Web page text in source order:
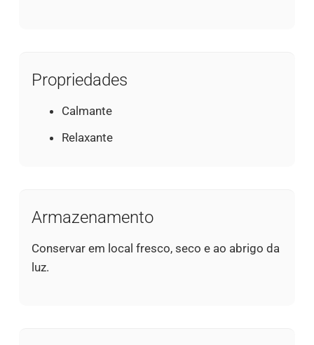
Propriedades
Calmante
Relaxante
Armazenamento
Conservar em local fresco, seco e ao abrigo da
luz.